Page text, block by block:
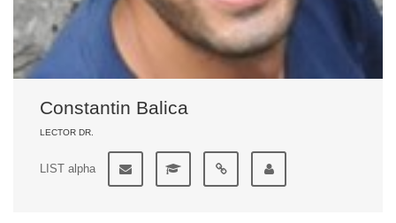
Constantin Balica
LECTOR DR.
LIST alpha